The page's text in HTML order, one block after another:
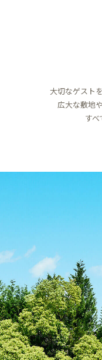
大切なゲスト
広大な敷地
す